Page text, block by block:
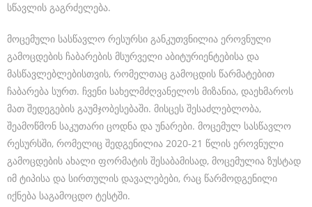
o
m
e
c
h
a
n
სწავლის გაგრძელება.
მოცემული სასწავლო რესურსი განკუთვნილია ეროვნული
გამოცდების ჩაბარების მსურველი აბიტურიენტებისა და
მასწავლებლებისთვის, რომელთაც გამოცდის წარმატებით
ჩაბარება სურთ. ჩვენი სახელმძღვანელოს მიზანია, დაეხმაროს
მათ შედეგების გაუმჯობესებაში. მისცეს შესაძლებლობა,
შეამოწმონ საკუთარი ცოდნა და უნარები. მოცემულ სასწავლო
რესურსში, რომელიც შედგენილია 2020-21 წლის ეროვნული
გამოცდების ახალი ფორმატის შესაბამისად, მოცემულია ზუსტად
იმ ტიპისა და სირთულის დავალებები, რაც წარმოდგენილი
იქნება საგამოცდო ტესტში.